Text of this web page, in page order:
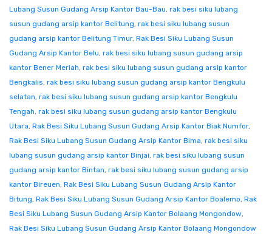
Lubang Susun Gudang Arsip Kantor Bau-Bau, rak besi siku lubang
susun gudang arsip kantor Belitung, rak besi siku lubang susun
gudang arsip kantor Belitung Timur, Rak Besi Siku Lubang Susun
Gudang Arsip Kantor Belu, rak besi siku lubang susun gudang arsip
kantor Bener Meriah, rak besi siku lubang susun gudang arsip kantor
Bengkalis, rak besi siku lubang susun gudang arsip kantor Bengkulu
selatan, rak besi siku lubang susun gudang arsip kantor Bengkulu
Tengah, rak besi siku lubang susun gudang arsip kantor Bengkulu
Utara, Rak Besi Siku Lubang Susun Gudang Arsip Kantor Biak Numfor,
Rak Besi Siku Lubang Susun Gudang Arsip Kantor Bima, rak besi siku
lubang susun gudang arsip kantor Binjai, rak besi siku lubang susun
gudang arsip kantor Bintan, rak besi siku lubang susun gudang arsip
kantor Bireuen, Rak Besi Siku Lubang Susun Gudang Arsip Kantor
Bitung, Rak Besi Siku Lubang Susun Gudang Arsip Kantor Boalemo, Rak
Besi Siku Lubang Susun Gudang Arsip Kantor Bolaang Mongondow,
Rak Besi Siku Lubang Susun Gudang Arsip Kantor Bolaang Mongondow